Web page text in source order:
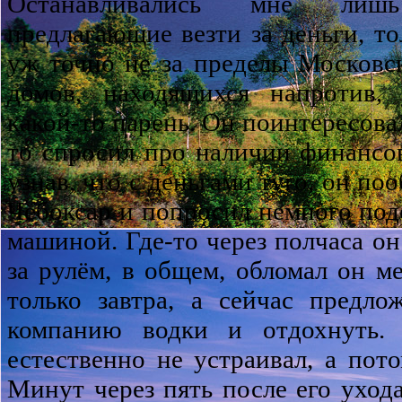
предлагающие везти за деньги,
уж точно не за пределы
домов, находящихся
какой-то парень. Он
то спросил про наличии
узнав, что с деньгами туго, он
Чебоксар и попросил немного
машиной. Где-то через полчаса
за рулём, в общем, обломал он
только завтра, а сейчас
компанию водки и отдохнуть.
естественно не устраивал, а
Минут через пять после его